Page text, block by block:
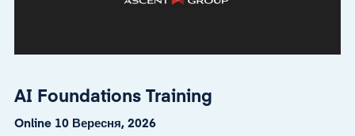
AI Foundations Training
Online 10 Вересня, 2026